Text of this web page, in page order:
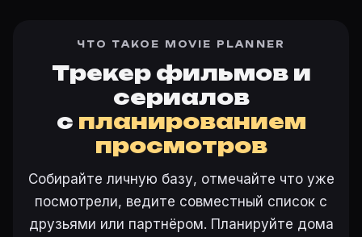
ЧТО ТАКОЕ MOVIE PLANNER
Трекер фильмов и
сериалов
с планированием
просмотров
Собирайте личную базу, отмечайте что уже
посмотрели, ведите совместный список с
друзьями или партнёром. Планируйте дома